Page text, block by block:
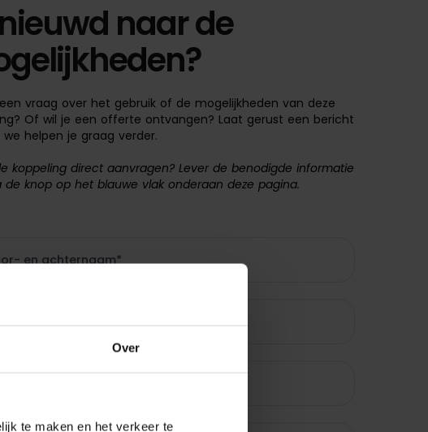
Over
te maken en het verkeer te
naar de
vraag over het gebruik of de mogelijkheden van deze
Of wil je een offerte ontvangen? Laat gerust een bericht
helpen je graag verder.
koppeling direct aanvragen? Lever de benodigde informatie
de knop op het blauwe vlak onderaan deze pagina.